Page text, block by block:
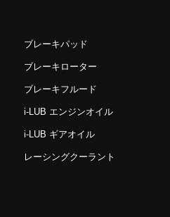
ブレーキパッド
ブレーキローター
ブレーキフルード
i-LUB エンジンオイル
i-LUB ギアオイル
レーシングクーラント